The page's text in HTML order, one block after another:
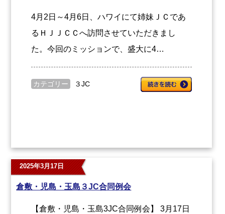
4月2日～4月6日、ハワイにて姉妹ＪＣであ
るＨＪＪＣＣへ訪問させていただきまし
た。今回のミッションで、盛大に4…
カテゴリー ３JC
2025年3月17日
倉敷・児島・玉島３JC合同例会
【倉敷・児島・玉島3JC合同例会】 3月17日